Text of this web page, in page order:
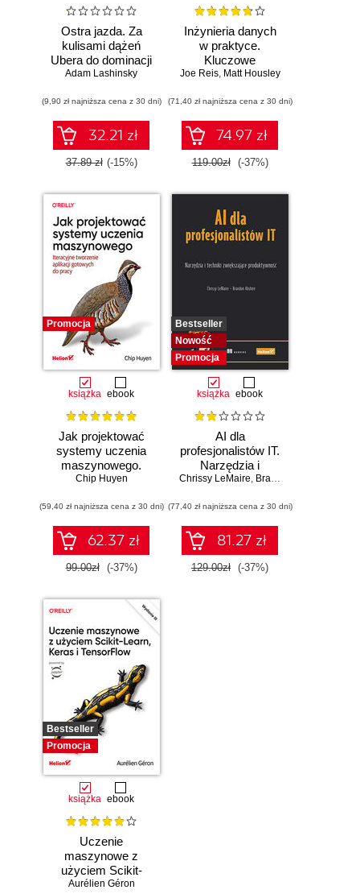
Ostra jazda. Za
kulisami dążeń
Ubera do dominacji
na świecie
Adam Lashinsky
(9,90 zł najniższa cena z 30 dni)
32.21 zł
37.89 zł (-15%)
Inżynieria danych
w praktyce.
Kluczowe
koncepcje i
technologie
Joe Reis, Matt Housley
(71,40 zł najniższa cena z 30 dni)
74.97 zł
119.00zł (-37%)
Promocja
książka ebook
Jak projektować
systemy uczenia
maszynowego.
Iteracyjne
gotowych do pracy
Chip Huyen
(59,40 zł najniższa cena z 30 dni)
62.37 zł
99.00zł (-37%)
Bestseller
Nowość
Promocja
książka ebook
AI dla
profesjonalistów IT.
Narzędzia i
techniki
produktywność
Chrissy LeMaire, Brandon Abshire
(77,40 zł najniższa cena z 30 dni)
81.27 zł
129.00zł (-37%)
Bestseller
Promocja
książka ebook
Uczenie
maszynowe z
użyciem Scikit-
Learn, Keras i
Aurélien Géron